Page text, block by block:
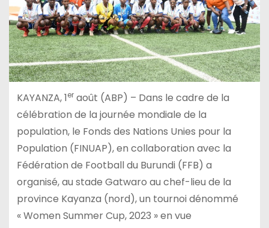
KAYANZA, 1eraoût (ABP) – Dans le cadre de la
célébration de la journée mondiale de la
population, le Fonds des Nations Unies pour la
Population (FINUAP), en collaboration avec la
Fédération de Football du Burundi (FFB) a
organisé, au stade Gatwaro au chef-lieu de la
province Kayanza (nord), un tournoi dénommé
« Women Summer Cup, 2023 » en vue